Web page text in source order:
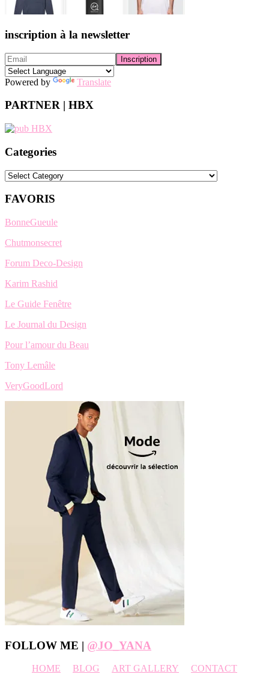
inscription à la newsletter
Powered by Translate
PARTNER | HBX
Categories
Categories
FAVORIS
BonneGueule
Chutmonsecret
Forum Deco-Design
Karim Rashid
Le Guide Fenêtre
Le Journal du Design
Pour l’amour du Beau
Tony Lemâle
VeryGoodLord
Footer
FOLLOW ME | @JO_YANA
HOME BLOG ART GALLERY
CONTACT